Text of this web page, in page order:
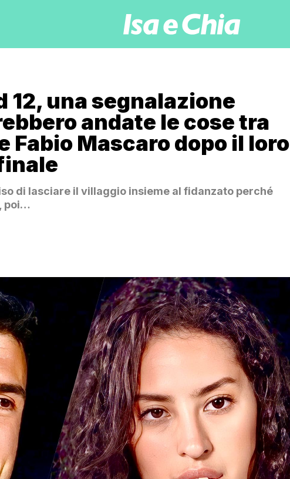
12, una segnalazione
andate le cose tra
Fabio Mascaro dopo il loro
di lasciare il villaggio insieme al fidanzato perché
poi…